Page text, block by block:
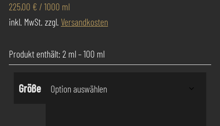
225,00 € / 1000 ml
inkl. MwSt. zzgl. Versandkosten
Produkt enthält: 2 ml– 100 ml
Größe